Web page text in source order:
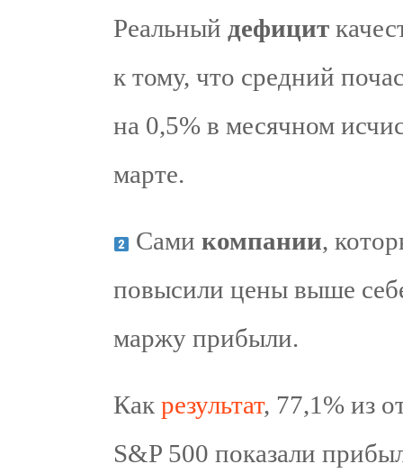
Реальный дефицит
к тому, что средний
на 0,5% в месячном
марте.
Самикомпании,
повысили цены выше
маржу прибыли.
Как результат, 77,1% из
S&P 500 показали